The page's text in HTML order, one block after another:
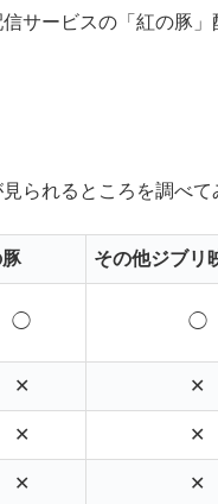
サービスの「紅の豚」
られるところを調べて
その他ジブリ
◯ ◯
✕ ✕
✕ ✕
✕ ✕